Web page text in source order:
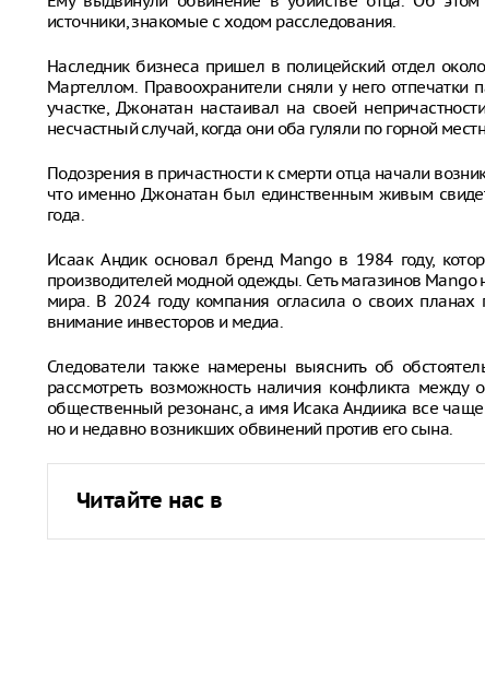
источники, знакомые с ходом расследования.
Наследник бизнеса пришел в полицейский отдел
Мартеллом. Правоохранители сняли у него
участке, Джонатан настаивал на своей
несчастный случай, когда они оба гуляли по горной
Подозрения в причастности к смерти отца начали
что именно Джонатан был единственным живым
года.
Исаак Андик основал бренд Mango в 1984 году,
производителей модной одежды. Сеть магазинов
мира. В 2024 году компания огласила о своих
внимание инвесторов и медиа.
Следователи также намерены выяснить об
рассмотреть возможность наличия конфликта
общественный резонанс, а имя Исака Андиика все чаще
но и недавно возникших обвинений против его сына.
Читайте нас в